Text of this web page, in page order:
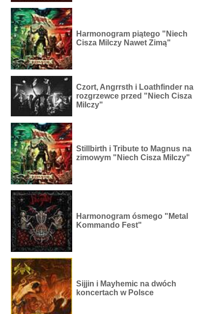
Harmonogram piątego "Niech
Cisza Milczy Nawet Zimą"
Czort, Angrrsth i Loathfinder na
rozgrzewce przed "Niech Cisza
Milczy"
Stillbirth i Tribute to Magnus na
zimowym "Niech Cisza Milczy"
Harmonogram ósmego "Metal
Kommando Fest"
Sijjin i Mayhemic na dwóch
koncertach w Polsce